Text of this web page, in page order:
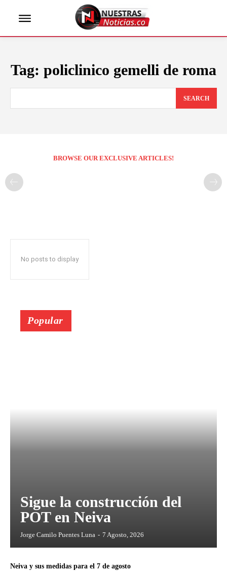
Tag: policlinico gemelli de roma
SEARCH
BROWSE OUR EXCLUSIVE ARTICLES!
No posts to display
Popular
Sigue la construcción del
POT en Neiva
Jorge Camilo Puentes Luna - 7 Agosto, 2026
Neiva y sus medidas para el 7 de agosto